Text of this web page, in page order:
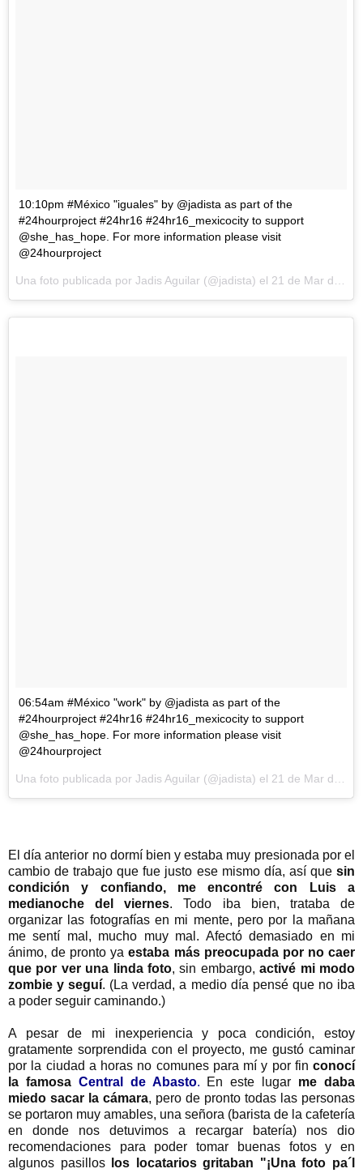
10:10pm #México "iguales" by @jadista as part of the
#24hourproject #24hr16 #24hr16_mexicocity to support
@she_has_hope. For more information please visit
@24hourproject
Una foto publicada por Jadis Aguilar (@jadista) el 21 de Mar de 2016 a la(s) 5:41 PDT
06:54am #México "work" by @jadista as part of the
#24hourproject #24hr16 #24hr16_mexicocity to support
@she_has_hope. For more information please visit
@24hourproject
Una foto publicada por Jadis Aguilar (@jadista) el 21 de Mar de 2016 a la(s) 4:29 PDT
El día anterior no dormí bien y estaba muy presionada por el
cambio de trabajo que fue justo ese mismo día, así que sin
condición y confiando, me encontré con Luis a
medianoche del viernes. Todo iba bien, trataba de
organizar las fotografías en mi mente, pero por la mañana
me sentí mal, mucho muy mal. Afectó demasiado en mi
ánimo, de pronto yaestaba más preocupada por no caer
que por ver una linda foto, sin embargo,activé mi modo
zombie y seguí. (La verdad, a medio día pensé que no iba
a poder seguir caminando.)
A pesar de mi inexperiencia y poca condición, estoy
gratamente sorprendida con el proyecto, me gustó caminar
por la ciudad a horas no comunes para mí y por fin conocí
la famosa Central de Abasto. En este lugar me daba
miedo sacar la cámara, pero de pronto todas las personas
se portaron muy amables, una señora (barista de la cafetería
en donde nos detuvimos a recargar batería) nos dio
recomendaciones para poder tomar buenas fotos y en
algunos pasillos
los locatarios gritaban "¡Una foto pa´l